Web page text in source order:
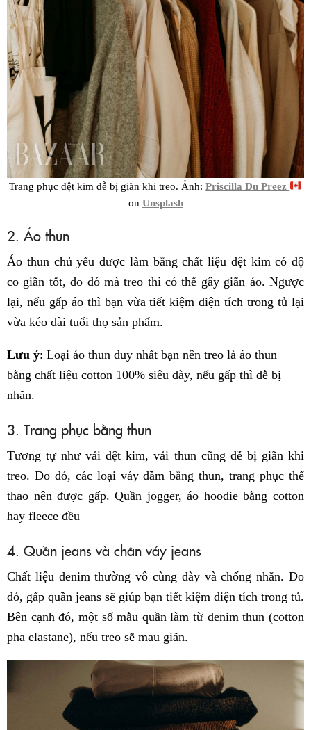
Trang phục dệt kim dễ bị giãn khi treo. Ảnh:Priscilla Du Preez
on Unsplash
2. Áo thun
Áo thun chủ yếu được làm bằng chất liệu dệt kim có độ
co giãn tốt, do đó mà treo thì có thể gây giãn áo. Ngược
lại, nếu gấp áo thì bạn vừa tiết kiệm diện tích trong tủ lại
vừa kéo dài tuổi thọ sản phẩm.
Lưu ý: Loại áo thun duy nhất bạn nên treo là áo thun
bằng chất liệu cotton 100% siêu dày, nếu gấp thì dễ bị
nhăn.
3. Trang phục bằng thun
Tương tự như vải dệt kim, vải thun cũng dễ bị giãn khi
treo. Do đó, các loại váy đầm bằng thun, trang phục thể
thao nên được gấp. Quần jogger, áo hoodie bằng cotton
hay fleece đều
4. Quần jeans và chân váy jeans
Chất liệu denim thường vô cùng dày và chống nhăn. Do
đó, gấp quần jeans sẽ giúp bạn tiết kiệm diện tích trong tủ.
Bên cạnh đó, một số mẫu quần làm từ denim thun (cotton
pha elastane), nếu treo sẽ mau giãn.